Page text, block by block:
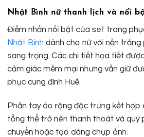
Nhật Bình nữ thanh lịch và nổi
Điểm nhấn nổi bật của set trang
Nhật Bình dành cho nữ với nền trắng
sang trọng. Các chi tiết họa tiết
cảm giác mềm mại nhưng vẫn giữ
phục cung đình Huế.
Phần tay áo rộng đặc trưng kết hợp
tổng thể trở nên thanh thoát và quý
chuyển hoặc tạo dáng chụp ảnh.